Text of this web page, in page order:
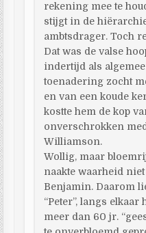
rekening mee te
stijgt in de
ambtsdrager. Toch
Dat was de valse
indertijd als
toenadering zocht
en van een koude
kostte hem de kop
onverschrokken
Williamson.
Wollig, maar
naakte waarheid
Benjamin. Daarom
“Peter”, langs
meer dan 60 jr.